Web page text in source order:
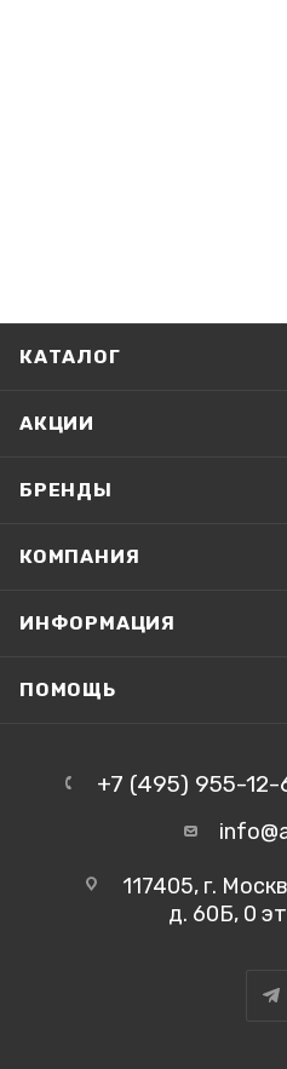
КАТАЛОГ
АКЦИИ
БРЕНДЫ
КОМПАНИЯ
ИНФОРМАЦИЯ
ПОМОЩЬ
+7 (495) 955-12-
117405, г.
д. 60Б, 0